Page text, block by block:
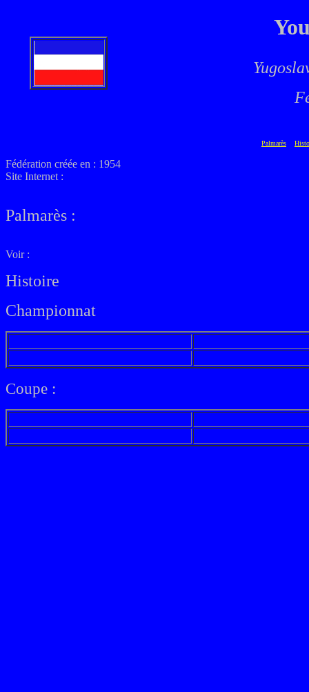
Palmarès
Fédération créée en : 1954
Site Internet :
Palmarès :
Voir :
Histoire
Championnat
Coupe :